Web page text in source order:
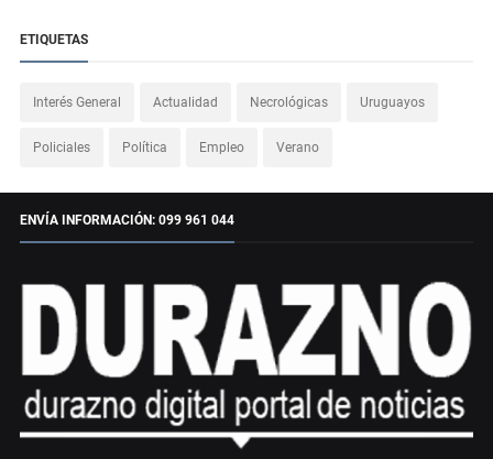
ETIQUETAS
Interés General Actualidad Necrológicas Uruguayos
Policiales Política Empleo Verano
ENVÍA INFORMACIÓN: 099 961 044